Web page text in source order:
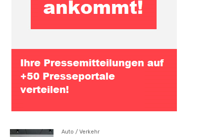
Auto / Verkehr